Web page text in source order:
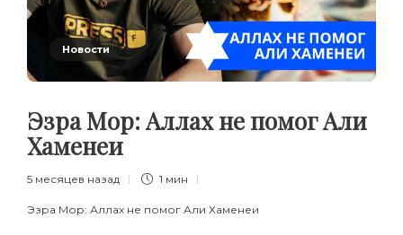
Новости
Эзра Мор: Аллах не помог Али
Хаменеи
5 месяцев назад 1 мин
Эзра Мор: Аллах не помог Али Хаменеи